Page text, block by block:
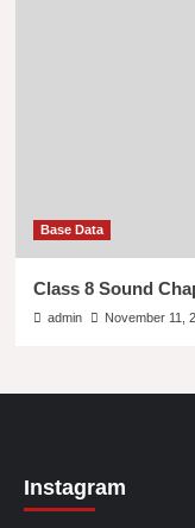
Base Data
Class 8 Sound
admin November 11,
Instagram